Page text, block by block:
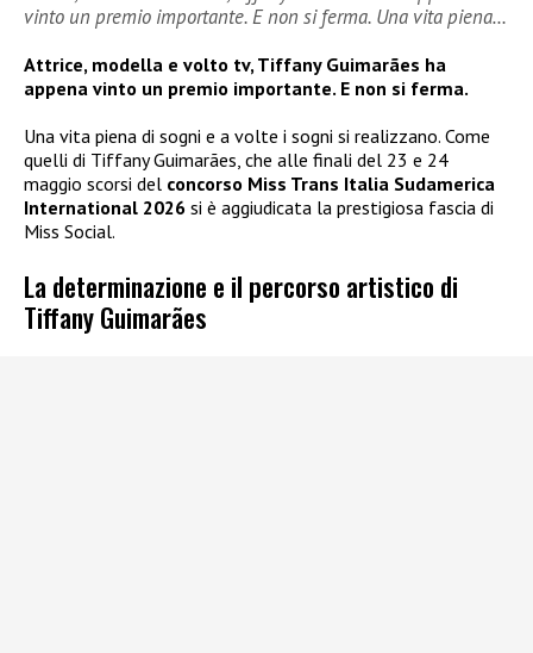
vinto un premio importante. E non si ferma. Una vita piena…
Attrice, modella e volto tv, Tiffany Guimarães ha
appena vinto un premio importante. E non si ferma.
Una vita piena di sogni e a volte i sogni si realizzano. Come
quelli di Tiffany Guimarães, che alle finali del 23 e 24
maggio scorsi del concorso Miss Trans Italia Sudamerica
International 2026 si è aggiudicata la prestigiosa fascia di
Miss Social.
La determinazione e il percorso artistico di
Tiffany Guimarães